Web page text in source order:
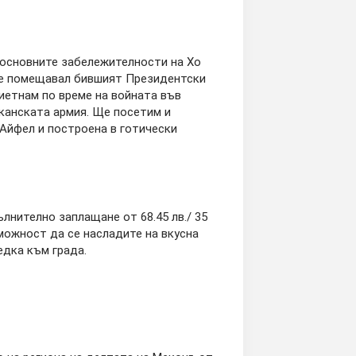
забележителности на Хо
помещавал бившият Президентски
по време на войната във
армия. Ще посетим и
и построена в готически
заплащане от 68.45 лв./ 35
да се насладите на вкусна
към града.